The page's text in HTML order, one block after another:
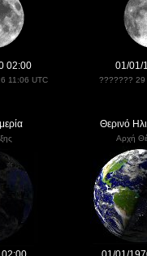
02:00
11:06 UTC
01/01/
??????? 29
Θερινό
Αρχή